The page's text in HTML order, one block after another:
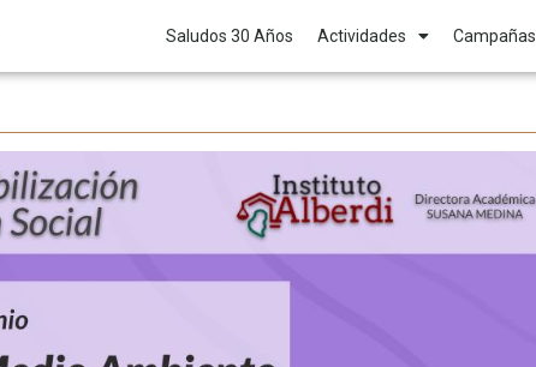
Saludos 30 Años Actividades Campañas